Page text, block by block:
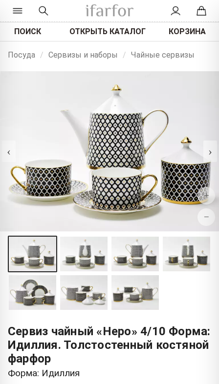
ПОИСК ОТКРЫТЬ КАТАЛОГ КОРЗИНА
Посуда / Сервизы и наборы / Чайные сервизы
‹ ›
+
−
Сервиз чайный «Неро» 4/10 Форма:
Идиллия. Толстостенный костяной
фарфор
Форма: Идиллия